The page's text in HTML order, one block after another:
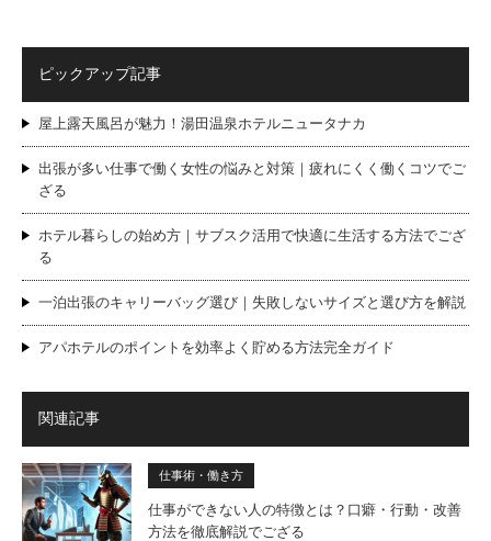
ピックアップ記事
屋上露天風呂が魅力！湯田温泉ホテルニュータナカ
出張が多い仕事で働く女性の悩みと対策｜疲れにくく働くコツでご
ざる
ホテル暮らしの始め方｜サブスク活用で快適に生活する方法でござ
る
一泊出張のキャリーバッグ選び｜失敗しないサイズと選び方を解説
アパホテルのポイントを効率よく貯める方法完全ガイド
関連記事
仕事術・働き方
仕事ができない人の特徴とは？口癖・行動・改善
方法を徹底解説でござる